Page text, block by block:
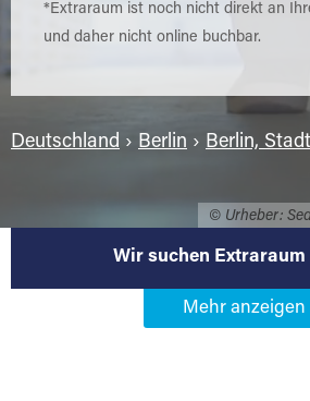
© Urheber:
*Extraraum ist noch nicht direkt an
und daher nicht online buchbar.
Deutschland › Berlin › Berlin, Stadt
Wir suchen Extraraum
Werden Sie